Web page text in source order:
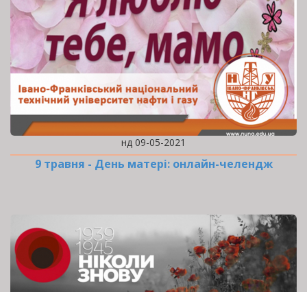
нд 09-05-2021
9 травня - День матері: онлайн-челендж